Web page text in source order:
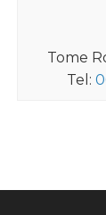
Tome
Tel: